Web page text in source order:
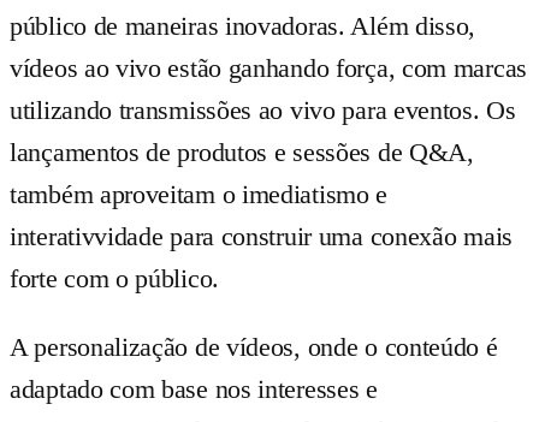
público de maneiras inovadoras. Além disso,
vídeos ao vivo estão ganhando força, com marcas
utilizando transmissões ao vivo para eventos. Os
lançamentos de produtos e sessões de Q&A,
também aproveitam o imediatismo e
interativvidade para construir uma conexão mais
forte com o público.
A personalização de vídeos, onde o conteúdo é
adaptado com base nos interesses e